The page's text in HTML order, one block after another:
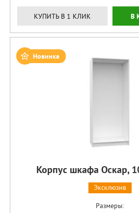
КУПИТЬ В 1 КЛИК
Новинка
Корпус шкафа Оскар,
Эксклюзив
Размеры: